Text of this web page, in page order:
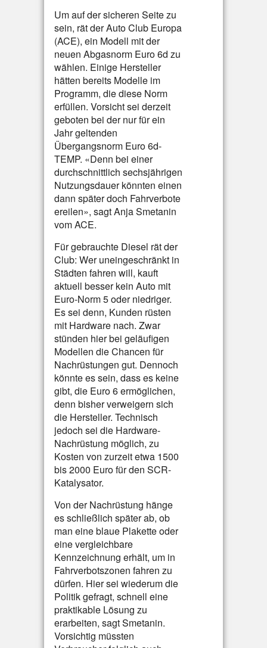
Um auf der sicheren Seite zu
sein, rät der Auto Club Europa
(ACE), ein Modell mit der
neuen Abgasnorm Euro 6d zu
wählen. Einige Hersteller
hätten bereits Modelle im
Programm, die diese Norm
erfüllen. Vorsicht sei derzeit
geboten bei der nur für ein
Jahr geltenden
Übergangsnorm Euro 6d-
TEMP. «Denn bei einer
durchschnittlich sechsjährigen
Nutzungsdauer könnten einen
dann später doch Fahrverbote
ereilen», sagt Anja Smetanin
vom ACE.
Für gebrauchte Diesel rät der
Club: Wer uneingeschränkt in
Städten fahren will, kauft
aktuell besser kein Auto mit
Euro-Norm 5 oder niedriger.
Es sei denn, Kunden rüsten
mit Hardware nach. Zwar
stünden hier bei geläufigen
Modellen die Chancen für
Nachrüstungen gut. Dennoch
könnte es sein, dass es keine
gibt, die Euro 6 ermöglichen,
denn bisher verweigern sich
die Hersteller. Technisch
jedoch sei die Hardware-
Nachrüstung möglich, zu
Kosten von zurzeit etwa 1500
bis 2000 Euro für den SCR-
Katalysator.
Von der Nachrüstung hänge
es schließlich später ab, ob
man eine blaue Plakette oder
eine vergleichbare
Kennzeichnung erhält, um in
Fahrverbotszonen fahren zu
dürfen. Hier sei wiederum die
Politik gefragt, schnell eine
praktikable Lösung zu
erarbeiten, sagt Smetanin.
Vorsichtig müssten